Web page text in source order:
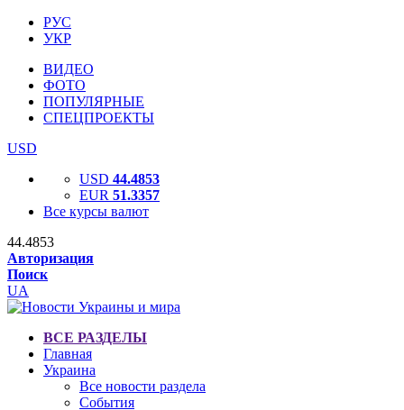
РУС
УКР
ВИДЕО
ФОТО
ПОПУЛЯРНЫЕ
СПЕЦПРОЕКТЫ
USD
USD 44.4853
EUR 51.3357
Все курсы валют
44.4853
Авторизация
Поиск
UA
ВСЕ РАЗДЕЛЫ
Главная
Украина
Все новости раздела
События